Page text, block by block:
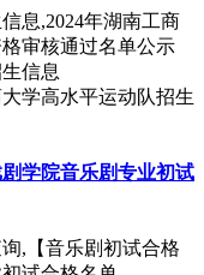
息,2024年湖南工商
审核通过名单公示
学高水平运动队招生
剧学院音乐剧专业初试
,【音乐剧初试合格